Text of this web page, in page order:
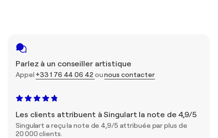
Parlez à un conseiller artistique
Appel +33 1 76 44 06 42 ounous contacter
Les clients attribuent à Singulart la note de 4,9/5
Singulart a reçu la note de 4,9/5 attribuée par plus de
20 000 clients.